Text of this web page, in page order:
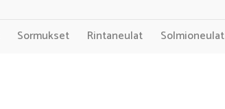
Sormukset Rintaneulat Solmioneulat